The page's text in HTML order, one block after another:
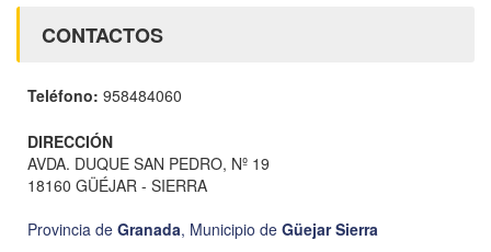
CONTACTOS
Teléfono: 958484060
DIRECCIÓN
AVDA. DUQUE SAN PEDRO, Nº 19
18160 GÜÉJAR - SIERRA
Provincia de Granada, Municipio de Güejar Sierra